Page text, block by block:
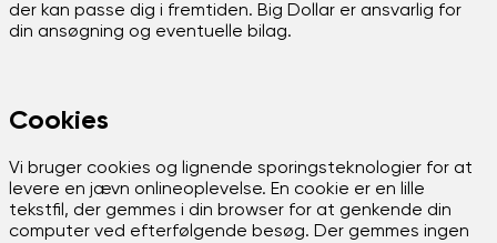
der kan passe dig i fremtiden. Big Dollar er ansvarlig for
din ansøgning og eventuelle bilag.
Cookies
Vi bruger cookies og lignende sporingsteknologier for at
levere en jævn onlineoplevelse. En cookie er en lille
tekstfil, der gemmes i din browser for at genkende din
computer ved efterfølgende besøg. Der gemmes ingen